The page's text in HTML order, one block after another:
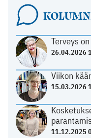
Terveys
26.04.2026
Viikon
15.03.2026
11.12.2025